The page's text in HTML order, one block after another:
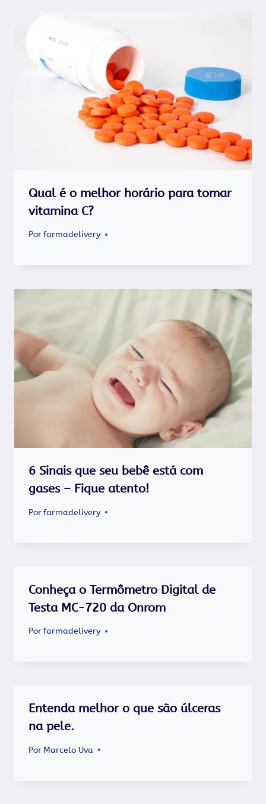
Qual é o melhor horário para tomar
vitamina C?
Porfarmadelivery
6 Sinais que seu bebê está com
gases – Fique atento!
Porfarmadelivery
Conheça o Termômetro Digital de
Testa MC-720 da Onrom
Porfarmadelivery
Entenda melhor o que são úlceras
na pele.
Por Marcelo Uva